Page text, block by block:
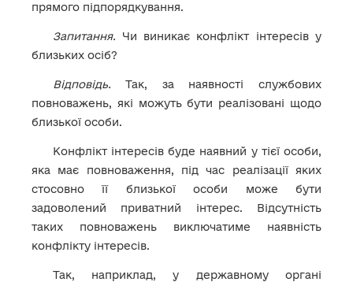
прямого підпорядкування.
Запитання.Чи виникає конфлікт інтересів у
близьких осіб?
Відповідь.Так, за наявності службових
повноважень, які можуть бути реалізовані щодо
близької особи.
Конфлікт інтересів буде наявний у тієї особи,
яка має повноваження, під час реалізації яких
стосовно її близької особи може бути
задоволений приватний інтерес. Відсутність
таких повноважень виключатиме наявність
конфлікту інтересів.
Так, наприклад, у державному органі